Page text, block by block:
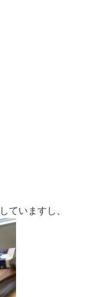
ていますし、